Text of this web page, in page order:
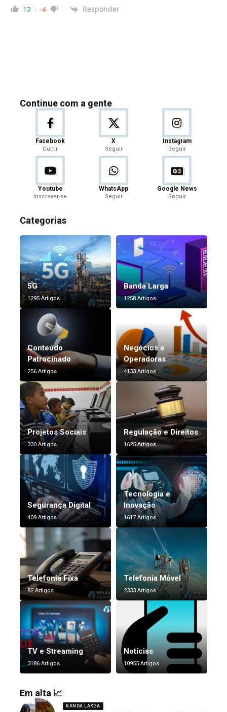
12 -4 Responder
Continue com a gente
Facebook
Curtir
X
Seguir
Instagram
Seguir
Youtube
Inscrever-se
WhatsApp
Seguir
Google News
Seguir
Categorias
5G
1295 Artigos
Banda Larga
1258 Artigos
Conteúdo
Patrocinado
256 Artigos
Negócios e
Operadoras
4133 Artigos
Projetos Sociais
330 Artigos
Regulação e Direitos
1625 Artigos
Segurança Digital
409 Artigos
Tecnologia e
Inovação
1617 Artigos
Telefonia Fixa
82 Artigos
Telefonia Móvel
2333 Artigos
TV e Streaming
3186 Artigos
Notícias
10955 Artigos
Em alta 📈
BANDA LARGA